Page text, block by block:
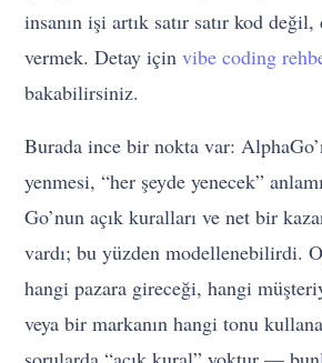
insanın işi artık satır satır kod
vermek. Detay içinvibe coding
bakabilirsiniz.
Burada ince bir nokta var:
yenmesi, “her şeyde yenecek”
Go’nun açık kuralları ve net bir
vardı; bu yüzden modellenebilirdi.
hangi pazara gireceği, hangi
veya bir markanın hangi tonu